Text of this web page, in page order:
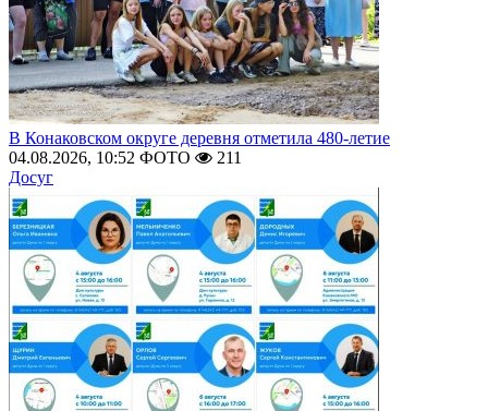
В Конаковском округе деревня отметила 480-летие
04.08.2026, 10:52 ФОТО
211
Досуг